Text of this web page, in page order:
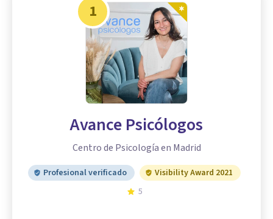
1
Avance Psicólogos
Centro de Psicología en Madrid
Profesional verificado
Visibility Award 2021
5